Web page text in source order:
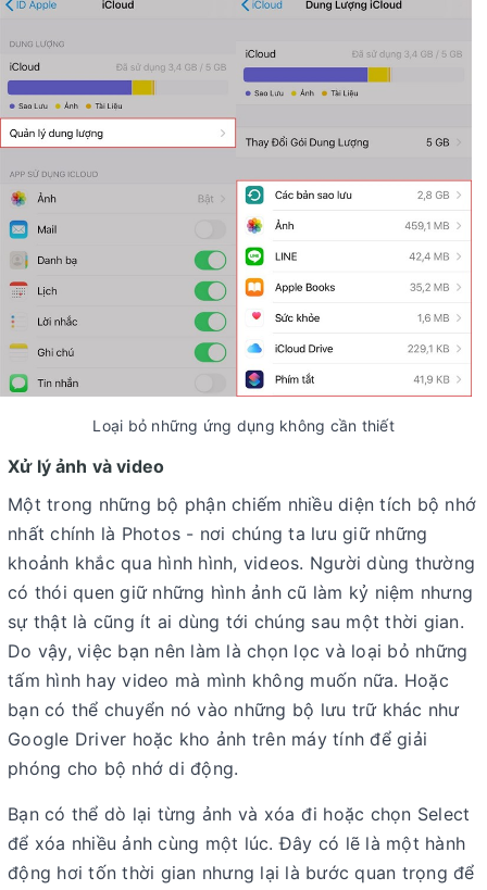
Loại bỏ những ứng dụng không cần thiết
Xử lý ảnh và video
Một trong những bộ phận chiếm nhiều diện tích bộ nhớ
nhất chính là Photos - nơi chúng ta lưu giữ những
khoảnh khắc qua hình hình, videos. Người dùng thường
có thói quen giữ những hình ảnh cũ làm kỷ niệm nhưng
sự thật là cũng ít ai dùng tới chúng sau một thời gian.
Do vậy, việc bạn nên làm là chọn lọc và loại bỏ những
tấm hình hay video mà mình không muốn nữa. Hoặc
bạn có thể chuyển nó vào những bộ lưu trữ khác như
Google Driver hoặc kho ảnh trên máy tính để giải
phóng cho bộ nhớ di động.
Bạn có thể dò lại từng ảnh và xóa đi hoặc chọn Select
để xóa nhiều ảnh cùng một lúc. Đây có lẽ là một hành
động hơi tốn thời gian nhưng lại là bước quan trọng để